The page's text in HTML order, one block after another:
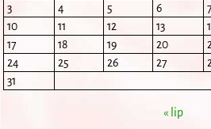
3
4 5 6
10
11 12 13
17
18 19 20
24
25 26 27
31
« lip